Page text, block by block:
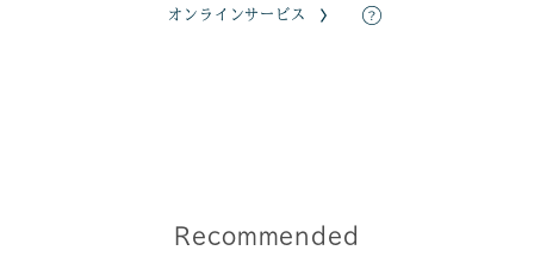
オンラインサービス
Recommended